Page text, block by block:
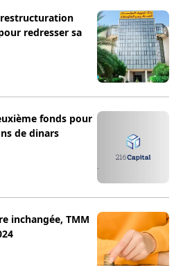
restructuration
redresser sa
fonds pour
de dinars
inchangée, TMM